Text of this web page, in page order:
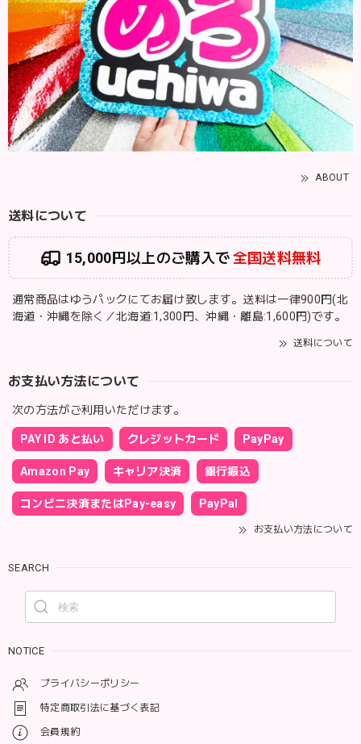
ABOUT
送料について
15,000円以上のご購入で全国送料無料
通常商品はゆうパックにてお届け致します。送料は一律900円(北
海道・沖縄を除く／北海道:1,300円、沖縄・離島:1,600円)です。
送料について
お支払い方法について
次の方法がご利用いただけます。
PAY ID あと払い クレジットカード PayPay
Amazon Pay キャリア決済 銀行振込
コンビニ決済またはPay-easy PayPal
お支払い方法について
SEARCH
NOTICE
プライバシーポリシー
特定商取引法に基づく表記
会員規約